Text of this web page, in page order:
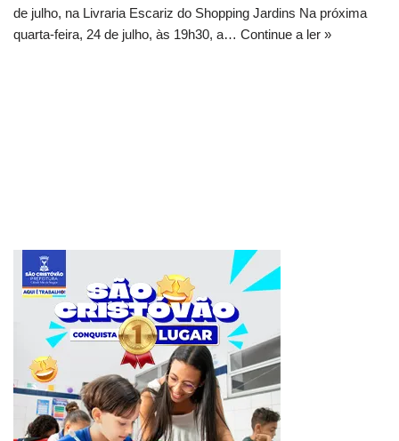
de julho, na Livraria Escariz do Shopping Jardins Na próxima
quarta-feira, 24 de julho, às 19h30, a… Continue a ler »